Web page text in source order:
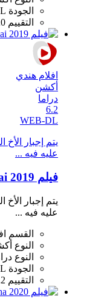
الجودة
التقييم
افلام هندي
أكشن
دراما
6.2
WEB-DL
يتم إجبار
عليه فيه ...
فيلم Namma Veettu Pillai 2019 مترجم HD
يتم إجبار
عليه فيه ...
القسم
النوع
النوع
الجودة
التقييم